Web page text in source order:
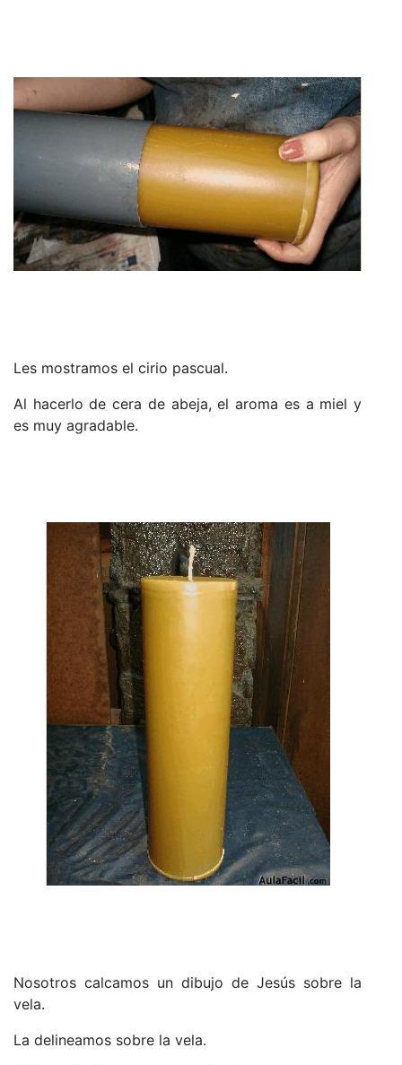
Les mostramos el cirio pascual.
Al hacerlo de cera de abeja, el aroma es a miel y
es muy agradable.
Nosotros calcamos un dibujo de Jesús sobre la
vela.
La delineamos sobre la vela.